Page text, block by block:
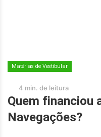
Matérias de Vestibular
4 min. de leitura
Quem financiou
Navegações?